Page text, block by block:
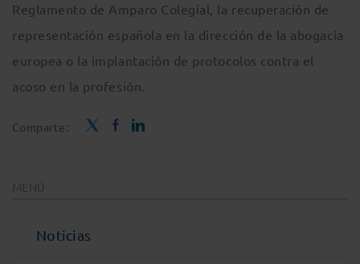
Reglamento de Amparo Colegial, la recuperación de
representación española en la dirección de la abogacía
europea o la implantación de protocolos contra el
acoso en la profesión.
Comparte:
MENÚ
Noticias